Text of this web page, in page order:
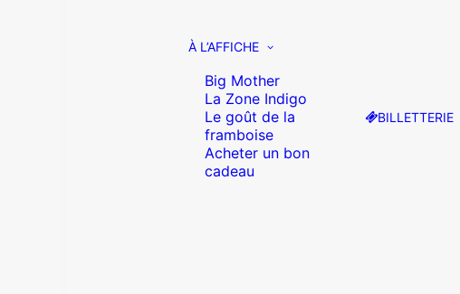
À L’AFFICHE
Big Mother
La Zone Indigo
Le goût de la
framboise
Acheter un bon
cadeau
BILLETTERIE